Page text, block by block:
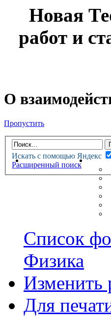
Новая
работ и
О
Пропустить
Искать с помощью Яндекс
Расширенный поиск
НОВАЯ ТЕОРИЯ
Список
Физика
Изменить
Для